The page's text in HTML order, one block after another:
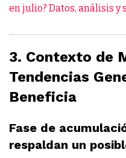
en julio? Datos, análisis y
3. Contexto de
Tendencias
Beneficia
Fase de
respaldan un